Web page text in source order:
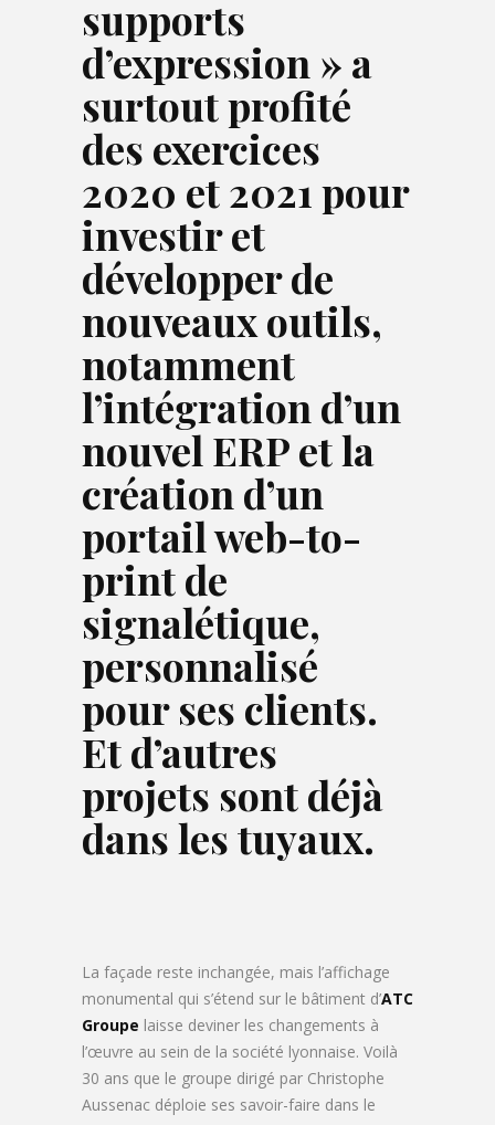
supports
d’expression » a
surtout profité
des exercices
2020 et 2021 pour
investir et
développer de
nouveaux outils,
notamment
l’intégration d’un
nouvel ERP et la
création d’un
portail web-to-
print de
signalétique,
personnalisé
pour ses clients.
Et d’autres
projets sont déjà
dans les tuyaux.
La façade reste inchangée, mais l’affichage
monumental qui s’étend sur le bâtiment d’ATC
Groupe laisse deviner les changements à
l’œuvre au sein de la société lyonnaise. Voilà
30 ans que le groupe dirigé par Christophe
Aussenac déploie ses savoir-faire dans le